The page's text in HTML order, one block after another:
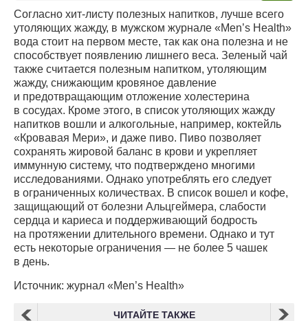
Согласно хит-листу полезных напитков, лучше всего
утоляющих жажду, в мужском журнале «Men’s Health»
вода стоит на первом месте, так как она полезна и не
способствует появлению лишнего веса. Зеленый чай
также считается полезным напитком, утоляющим
жажду, снижающим кровяное давление
и предотвращающим отложение холестерина
в сосудах. Кроме этого, в список утоляющих жажду
напитков вошли и алкогольные, например, коктейль
«Кровавая Мери», и даже пиво. Пиво позволяет
сохранять жировой баланс в крови и укрепляет
иммунную систему, что подтверждено многими
исследованиями. Однако употреблять его следует
в ограниченных количествах. В список вошел и кофе,
защищающий от болезни Альцгеймера, слабости
сердца и кариеса и поддерживающий бодрость
на протяжении длительного времени. Однако и тут
есть некоторые ограничения — не более 5 чашек
в день.
Источник: журнал «Men’s Health»
ЧИТАЙТЕ ТАКЖЕ